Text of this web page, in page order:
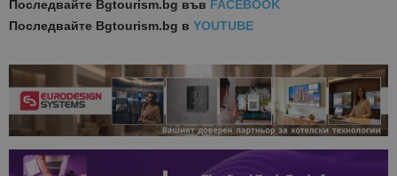
Последвайте Bgtourism.bg във FACEBOOK
Последвайте Bgtourism.bg в YOUTUBE